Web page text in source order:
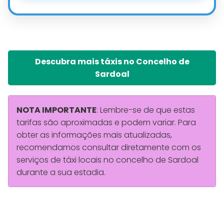
Descubra mais táxis no Concelho de
Sardoal
NOTA IMPORTANTE: Lembre-se de que estas
tarifas são aproximadas e podem variar. Para
obter as informações mais atualizadas,
recomendamos consultar diretamente com os
serviços de táxi locais no concelho de Sardoal
durante a sua estadia.